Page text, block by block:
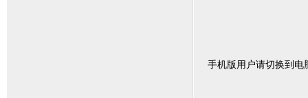
手机版用户请切换到电